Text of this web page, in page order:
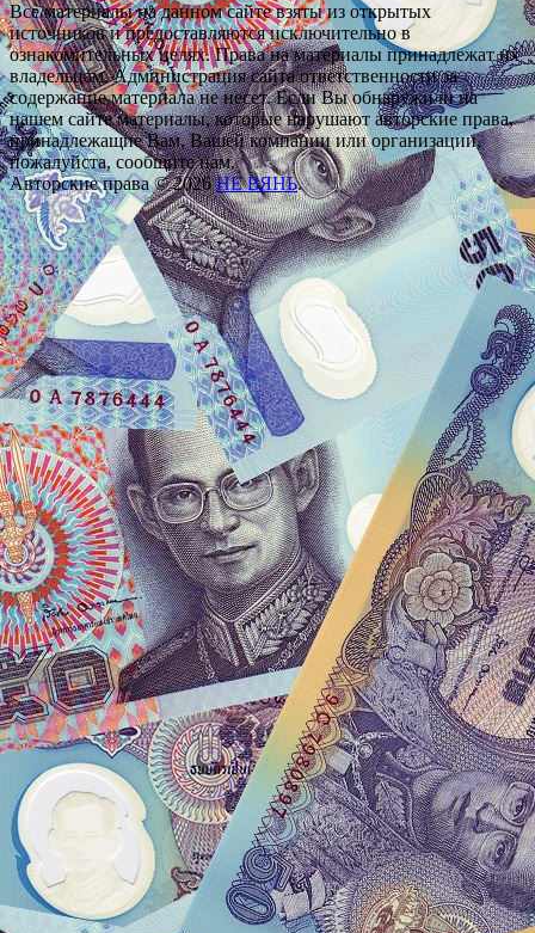
Все материалы на данном сайте взяты из открытых
источников и предоставляются исключительно в
ознакомительных целях. Права на материалы принадлежат их
владельцам. Администрация сайта ответственности за
содержание материала не несет. Если Вы обнаружили на
нашем сайте материалы, которые нарушают авторские права,
принадлежащие Вам, Вашей компании или организации,
пожалуйста, сообщите нам.
Авторские права © 2026НЕ ВЯНЬ.